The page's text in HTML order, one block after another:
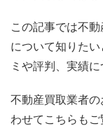
この記事では不
について知りた
ミや評判、実績に
不動産買取業者
わせてこちらもご